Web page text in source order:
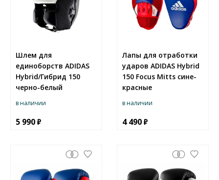
Шлем для
единоборств ADIDAS
Hybrid/Гибрид 150
черно-белый
в наличии
5 990
Лапы для отработки
ударов ADIDAS Hybrid
150 Focus Mitts сине-
красные
в наличии
4 490